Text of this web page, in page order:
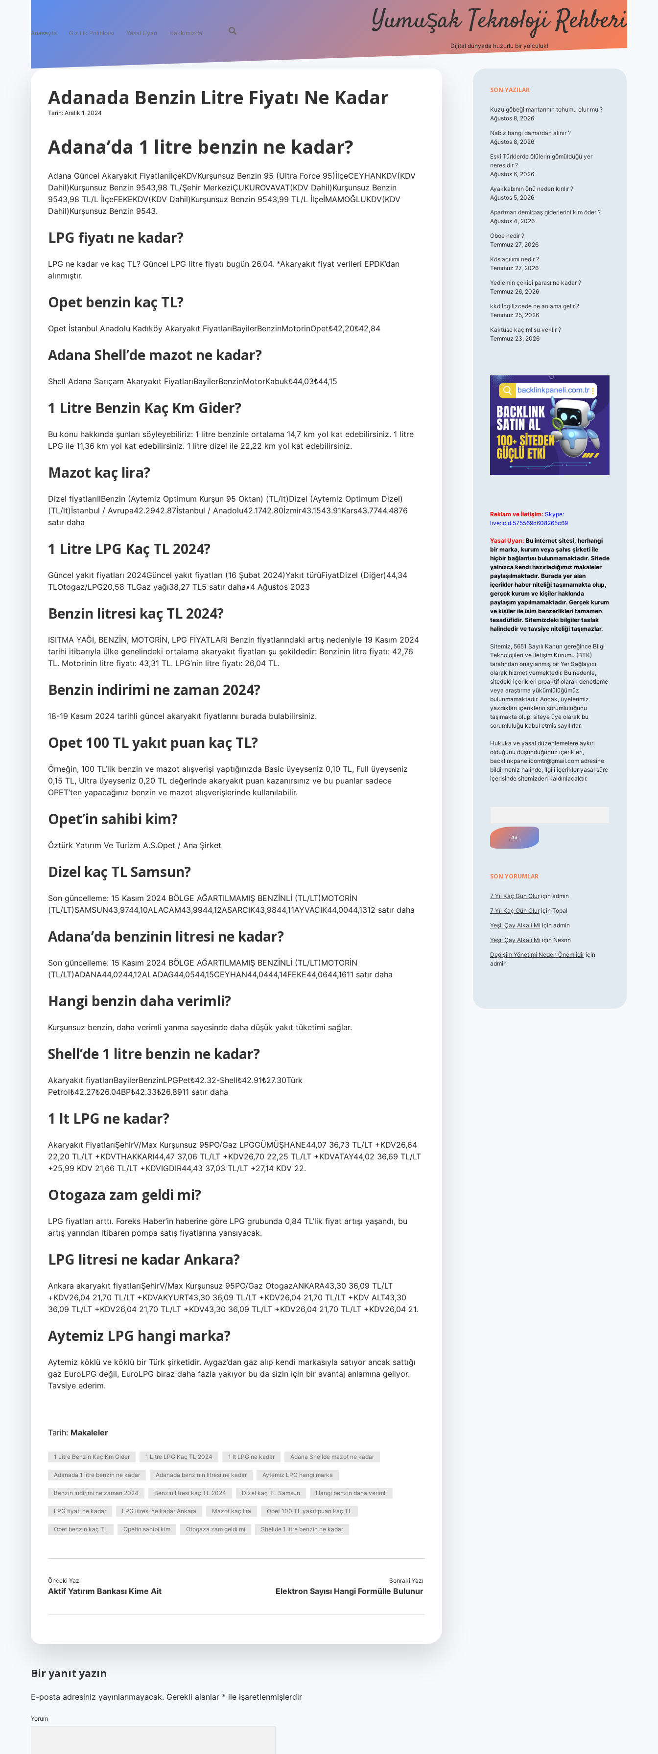
Anasayfa Gizlilik Politikası Yasal Uyarı Hakkımızda Yumuşak Teknoloji Rehberi
Dijital dünyada huzurlu bir yolculuk!
Adanada Benzin Litre Fiyatı Ne Kadar
Tarih: Aralık 1, 2024
Adana’da 1 litre benzin ne kadar?
Adana Güncel Akaryakıt FiyatlarıİlçeKDVKurşunsuz Benzin 95 (Ultra Force 95)İlçeCEYHANKDV(KDV
Dahil)Kurşunsuz Benzin 9543,98 TL/Şehir MerkeziÇUKUROVAVAT(KDV Dahil)Kurşunsuz Benzin
9543,98 TL/L İlçeFEKEKDV(KDV Dahil)Kurşunsuz Benzin 9543,99 TL/L İlçeİMAMOĞLUKDV(KDV
Dahil)Kurşunsuz Benzin 9543.
LPG fiyatı ne kadar?
LPG ne kadar ve kaç TL? Güncel LPG litre fiyatı bugün 26.04. *Akaryakıt fiyat verileri EPDK’dan
alınmıştır.
Opet benzin kaç TL?
Opet İstanbul Anadolu Kadıköy Akaryakıt FiyatlarıBayilerBenzinMotorinOpet₺42,20₺42,84
Adana Shell’de mazot ne kadar?
Shell Adana Sarıçam Akaryakıt FiyatlarıBayilerBenzinMotorKabuk₺44,03₺44,15
1 Litre Benzin Kaç Km Gider?
Bu konu hakkında şunları söyleyebiliriz: 1 litre benzinle ortalama 14,7 km yol kat edebilirsiniz. 1 litre
LPG ile 11,36 km yol kat edebilirsiniz. 1 litre dizel ile 22,22 km yol kat edebilirsiniz.
Mazot kaç lira?
Dizel fiyatlarıIlBenzin (Aytemiz Optimum Kurşun 95 Oktan) (TL/lt)Dizel (Aytemiz Optimum Dizel)
(TL/lt)İstanbul / Avrupa42.2942.87İstanbul / Anadolu42.1742.80İzmir43.1543.91Kars43.7744.4876
satır daha
1 Litre LPG Kaç TL 2024?
Güncel yakıt fiyatları 2024Güncel yakıt fiyatları (16 Şubat 2024)Yakıt türüFiyatDizel (Diğer)44,34
TLOtogaz/LPG20,58 TLGaz yağı38,27 TL5 satır daha•4 Ağustos 2023
Benzin litresi kaç TL 2024?
ISITMA YAĞI, BENZİN, MOTORİN, LPG FİYATLARI Benzin fiyatlarındaki artış nedeniyle 19 Kasım 2024
tarihi itibarıyla ülke genelindeki ortalama akaryakıt fiyatları şu şekildedir: Benzinin litre fiyatı: 42,76
TL. Motorinin litre fiyatı: 43,31 TL. LPG’nin litre fiyatı: 26,04 TL.
Benzin indirimi ne zaman 2024?
18-19 Kasım 2024 tarihli güncel akaryakıt fiyatlarını burada bulabilirsiniz.
Opet 100 TL yakıt puan kaç TL?
Örneğin, 100 TL’lik benzin ve mazot alışverişi yaptığınızda Basic üyeyseniz 0,10 TL, Full üyeyseniz
0,15 TL, Ultra üyeyseniz 0,20 TL değerinde akaryakıt puan kazanırsınız ve bu puanlar sadece
OPET’ten yapacağınız benzin ve mazot alışverişlerinde kullanılabilir.
Opet’in sahibi kim?
Öztürk Yatırım Ve Turizm A.S.Opet / Ana Şirket
Dizel kaç TL Samsun?
Son güncelleme: 15 Kasım 2024 BÖLGE AĞARTILMAMIŞ BENZİNLİ (TL/LT)MOTORİN
(TL/LT)SAMSUN43,9744,10ALACAM43,9944,12ASARCIK43,9844,11AYVACIK44,0044,1312 satır daha
Adana’da benzinin litresi ne kadar?
Son güncelleme: 15 Kasım 2024 BÖLGE AĞARTILMAMIŞ BENZİNLİ (TL/LT)MOTORİN
(TL/LT)ADANA44,0244,12ALADAG44,0544,15CEYHAN44,0444,14FEKE44,0644,1611 satır daha
Hangi benzin daha verimli?
Kurşunsuz benzin, daha verimli yanma sayesinde daha düşük yakıt tüketimi sağlar.
Shell’de 1 litre benzin ne kadar?
Akaryakıt fiyatlarıBayilerBenzinLPGPet₺42.32-Shell₺42.91₺27.30Türk
Petrol₺42.27₺26.04BP₺42.33₺26.8911 satır daha
1 lt LPG ne kadar?
Akaryakıt FiyatlarıŞehirV/Max Kurşunsuz 95PO/Gaz LPGGÜMÜŞHANE44,07 36,73 TL/LT +KDV26,64
22,20 TL/LT +KDVTHAKKARI44,47 37,06 TL/LT +KDV26,70 22,25 TL/LT +KDVATAY44,02 36,69 TL/LT
+25,99 KDV 21,66 TL/LT +KDVIGDIR44,43 37,03 TL/LT +27,14 KDV 22.
Otogaza zam geldi mi?
LPG fiyatları arttı. Foreks Haber’in haberine göre LPG grubunda 0,84 TL’lik fiyat artışı yaşandı, bu
artış yarından itibaren pompa satış fiyatlarına yansıyacak.
LPG litresi ne kadar Ankara?
Ankara akaryakıt fiyatlarıŞehirV/Max Kurşunsuz 95PO/Gaz OtogazANKARA43,30 36,09 TL/LT
+KDV26,04 21,70 TL/LT +KDVAKYURT43,30 36,09 TL/LT +KDV26,04 21,70 TL/LT +KDV ALT43,30
36,09 TL/LT +KDV26,04 21,70 TL/LT +KDV43,30 36,09 TL/LT +KDV26,04 21,70 TL/LT +KDV26,04 21.
Aytemiz LPG hangi marka?
Aytemiz köklü ve köklü bir Türk şirketidir. Aygaz’dan gaz alıp kendi markasıyla satıyor ancak sattığı
gaz EuroLPG değil, EuroLPG biraz daha fazla yakıyor bu da sizin için bir avantaj anlamına geliyor.
Tavsiye ederim.
Tarih: Makaleler
1 Litre Benzin Kaç Km Gider 1 Litre LPG Kaç TL 2024 1 lt LPG ne kadar Adana Shellde mazot ne kadar
Adanada 1 litre benzin ne kadar Adanada benzinin litresi ne kadar Aytemiz LPG hangi marka
Benzin indirimi ne zaman 2024 Benzin litresi kaç TL 2024 Dizel kaç TL Samsun Hangi benzin daha verimli
LPG fiyatı ne kadar LPG litresi ne kadar Ankara Mazot kaç lira Opet 100 TL yakıt puan kaç TL
Opet benzin kaç TL Opetin sahibi kim Otogaza zam geldi mi Shellde 1 litre benzin ne kadar
Önceki Yazı
Aktif Yatırım Bankası Kime Ait
Sonraki Yazı
Elektron Sayısı Hangi Formülle Bulunur
Bir yanıt yazın
E-posta adresiniz yayınlanmayacak. Gerekli alanlar * ile işaretlenmişlerdir
Yorum
Sidebar
SON YAZILAR
Kuzu göbeği mantarının tohumu olur mu ?
Ağustos 8, 2026
Nabız hangi damardan alınır ?
Ağustos 8, 2026
Eski Türklerde ölülerin gömüldüğü yer
neresidir ?
Ağustos 6, 2026
Ayakkabının önü neden kırılır ?
Ağustos 5, 2026
Apartman demirbaş giderlerini kim öder ?
Ağustos 4, 2026
Oboe nedir ?
Temmuz 27, 2026
Kös açılımı nedir ?
Temmuz 27, 2026
Yediemin çekici parası ne kadar ?
Temmuz 26, 2026
kkd İngilizcede ne anlama gelir ?
Temmuz 25, 2026
Kaktüse kaç ml su verilir ?
Temmuz 23, 2026
Reklam ve İletişim: Skype:
live:.cid.575569c608265c69
Yasal Uyarı: Bu internet sitesi, herhangi
bir marka, kurum veya şahıs şirketi ile
hiçbir bağlantısı bulunmamaktadır. Sitede
yalnızca kendi hazırladığımız makaleler
paylaşılmaktadır. Burada yer alan
içerikler haber niteliği taşımamakta olup,
gerçek kurum ve kişiler hakkında
paylaşım yapılmamaktadır. Gerçek kurum
ve kişiler ile isim benzerlikleri tamamen
tesadüfidir. Sitemizdeki bilgiler taslak
halindedir ve tavsiye niteliği taşımazlar.
Sitemiz, 5651 Sayılı Kanun gereğince Bilgi
Teknolojileri ve İletişim Kurumu (BTK)
tarafından onaylanmış bir Yer Sağlayıcı
olarak hizmet vermektedir. Bu nedenle,
sitedeki içerikleri proaktif olarak denetleme
veya araştırma yükümlülüğümüz
bulunmamaktadır. Ancak, üyelerimiz
yazdıkları içeriklerin sorumluluğunu
taşımakta olup, siteye üye olarak bu
sorumluluğu kabul etmiş sayılırlar.
Hukuka ve yasal düzenlemelere aykırı
olduğunu düşündüğünüz içerikleri,
backlinkpanelicomtr@gmail.comadresine
bildirmeniz halinde, ilgili içerikler yasal süre
içerisinde sitemizden kaldırılacaktır.
SON YORUMLAR
7 Yıl Kaç Gün Oluriçin admin
7 Yıl Kaç Gün Oluriçin Topal
Yeşil Çay Alkali Mi için admin
Yeşil Çay Alkali Mi için Nesrin
Değişim Yönetimi Neden Önemlidiriçin
admin